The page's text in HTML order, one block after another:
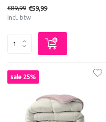
€89,99 €59,99
Incl. btw
sale 25%